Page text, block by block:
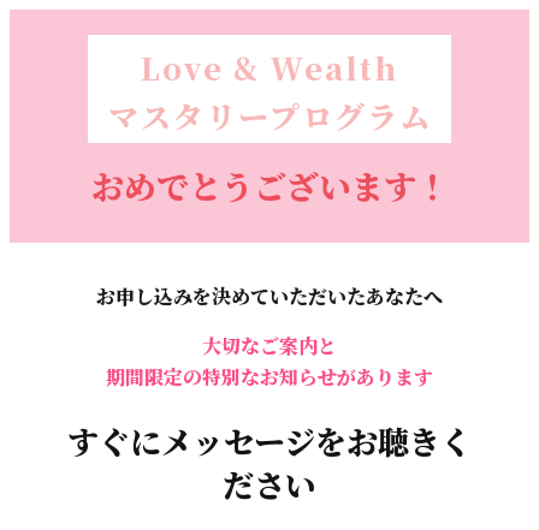
Love & Wealth
マスタリープログラム
おめでとう ございます！
お申し込みを決めていただいたあなたへ
大切なご案内と
期間限定の特別なお知らせがあります
すぐにメッセージをお聴きく
ださい